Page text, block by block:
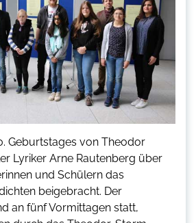
Geburtstages von Theodor
Lyriker Arne Rautenberg über
und Schülern das
beigebracht. Der
an fünf Vormittagen statt,